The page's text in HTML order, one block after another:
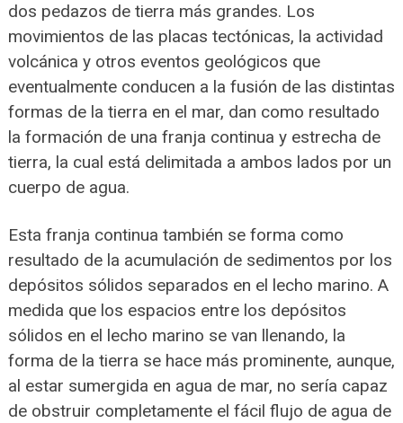
dos pedazos de tierra más grandes. Los
movimientos de las placas tectónicas, la actividad
volcánica y otros eventos geológicos que
eventualmente conducen a la fusión de las distintas
formas de la tierra en el mar, dan como resultado
la formación de una franja continua y estrecha de
tierra, la cual está delimitada a ambos lados por un
cuerpo de agua.
Esta franja continua también se forma como
resultado de la acumulación de sedimentos por los
depósitos sólidos separados en el lecho marino. A
medida que los espacios entre los depósitos
sólidos en el lecho marino se van llenando, la
forma de la tierra se hace más prominente, aunque,
al estar sumergida en agua de mar, no sería capaz
de obstruir completamente el fácil flujo de agua de